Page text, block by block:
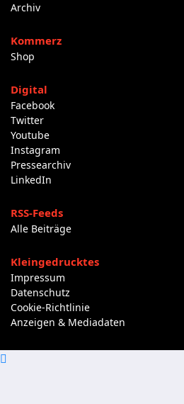
Archiv
Kommerz
Shop
Digital
Facebook
Twitter
Youtube
Instagram
Pressearchiv
LinkedIn
RSS-Feeds
Alle Beiträge
Kleingedrucktes
Impressum
Datenschutz
Cookie-Richtlinie
Anzeigen & Mediadaten